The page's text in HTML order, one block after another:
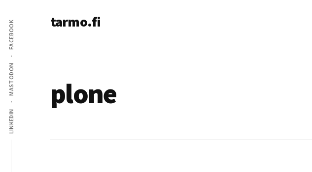
main
content
menu
LINKEDIN
MASTODON
FACEBOOK tarmo.fi
technology,
psychology,
plone